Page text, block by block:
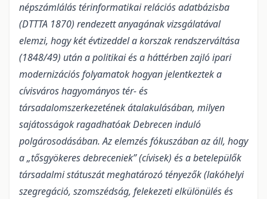
népszámlálás térinformatikai relációs adatbázisba
(DTTTA 1870) rendezett anyagának vizsgálatával
elemzi, hogy két évtizeddel a korszak rendszerváltása
(1848/49) után a politikai és a háttérben zajló ipari
modernizációs folyamatok hogyan jelentkeztek a
cívisváros hagyományos tér- és
társadalomszerkezetének átalakulásában, milyen
sajátosságok ragadhatóak Debrecen induló
polgárosodásában. Az elemzés fókuszában az áll, hogy
a „tősgyökeres debreceniek” (cívisek) és a betelepülők
társadalmi státuszát meghatározó tényezők (lakóhelyi
szegregáció, szomszédság, felekezeti elkülönülés és